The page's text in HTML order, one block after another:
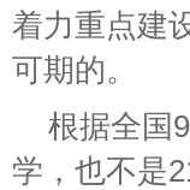
着力重点建
可期的。
根据全国
学，也不是